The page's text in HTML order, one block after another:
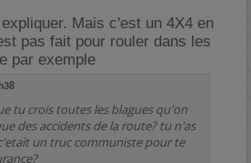
Mais c'est un 4X4 en
pas fait pour rouler dans les
par exemple
tu crois toutes les blagues qu'on
des accidents de la route? tu n'as
un truc communiste pour te